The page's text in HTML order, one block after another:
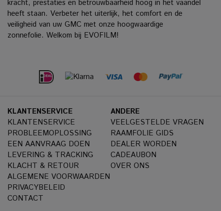
kracht, prestaties en betrouwbaarheid hoog in het vaandel
heeft staan. Verbeter het uiterlijk, het comfort en de
veiligheid van uw GMC met onze hoogwaardige
zonnefolie. Welkom bij EVOFILM!
KLANTENSERVICE
KLANTENSERVICE
PROBLEEMOPLOSSING
EEN AANVRAAG DOEN
LEVERING & TRACKING
KLACHT & RETOUR
ALGEMENE VOORWAARDEN
PRIVACYBELEID
CONTACT
ANDERE
VEELGESTELDE VRAGEN
RAAMFOLIE GIDS
DEALER WORDEN
CADEAUBON
OVER ONS